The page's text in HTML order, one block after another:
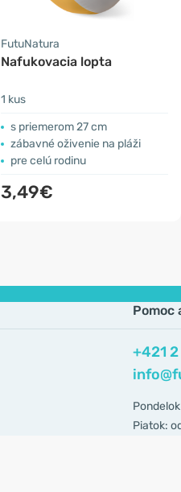
FutuNatura
Nafukovacia lopta
1 kus
s priemerom 27 cm
zábavné oživenie na pláži
pre celú rodinu
3,49€
Pomoc
+421
Piatok: